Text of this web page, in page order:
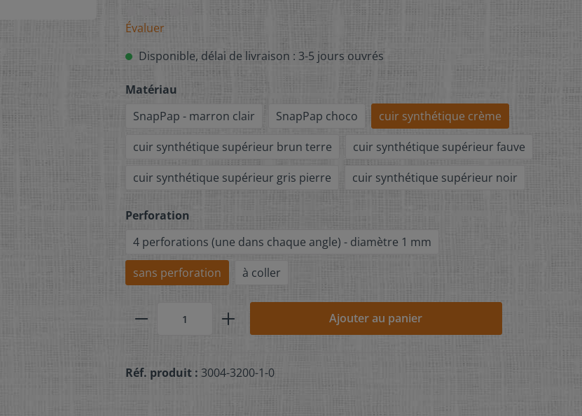
Évaluer
Disponible, délai de livraison : 3-5 jours ouvrés
Matériau
SnapPap - marron clair
SnapPap choco
cuir synthétique crème
cuir synthétique supérieur brun terre
cuir synthétique supérieur fauve
cuir synthétique supérieur gris pierre
cuir synthétique supérieur noir
Perforation
4 perforations (une dans chaque angle) - diamètre 1 mm
sans perforation
à coller
Ajouter au panier
Réf. produit : 3004-3200-1-0